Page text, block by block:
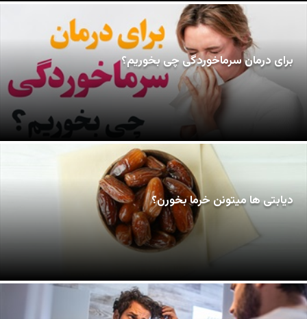
برای درمان سرماخوردگی چی بخوریم؟
دیابتی ها میتونن خرما بخورن؟